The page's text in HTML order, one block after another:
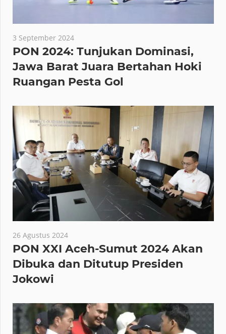
3 September 2024
PON 2024: Tunjukan Dominasi,
Jawa Barat Juara Bertahan Hoki
Ruangan Pesta Gol
26 Agustus 2024
PON XXI Aceh-Sumut 2024 Akan
Dibuka dan Ditutup Presiden
Jokowi